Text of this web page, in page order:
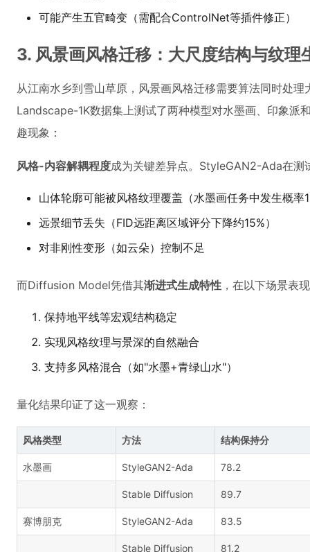
可能产生五官畸变（需配合ControlNet等插件修正）
3. 风景画风格迁移：大尺度结构与纹理
从江南水乡到雪山草原，风景画风格迁移需要算法同时处
Landscape-1K数据集上测试了两种模型对水墨画、印象派
趣现象：
风格-内容解耦程度成为关键差异点。StyleGAN2-Ada在测
山体轮廓可能被风格纹理覆盖（水墨画任务中发生概率
远景细节丢失（FID远距离区域评分下降约15%）
对非刚性变形（如云朵）控制不足
而Diffusion Model凭借其渐进式生成特性 ，在以下场景表
保持地平线等宏观结构稳定
实现风格纹理与景深的自然融合
支持多风格混合（如"水墨+青绿山水"）
量化结果印证了这一观察：
风格类型 方法 结构保持分
水墨画 StyleGAN2-Ada 78.2
Stable Diffusion 89.7
赛博朋克 StyleGAN2-Ada 83.5
Stable Diffusion 81.2